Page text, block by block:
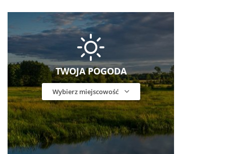
TWOJA POGODA
Wybierz miejscowość